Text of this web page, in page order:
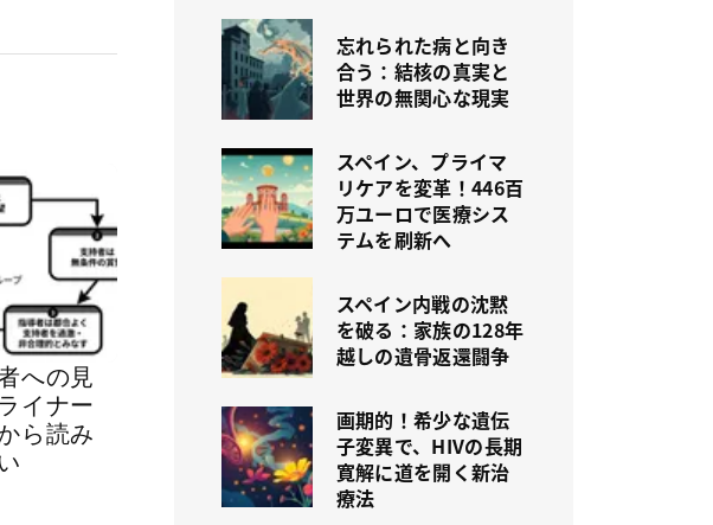
への見
イナー
ら読み
忘れられた病と向き
合う：結核の真実と
世界の無関心な現実
スペイン、プライマ
リケアを変革！446百
万ユーロで医療シス
テムを刷新へ
スペイン内戦の沈黙
を破る：家族の128年
越しの遺骨返還闘争
画期的！希少な遺伝
子変異で、HIVの長期
寛解に道を開く新治
療法